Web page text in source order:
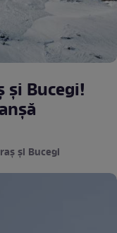
Bucegi!
și Bucegi